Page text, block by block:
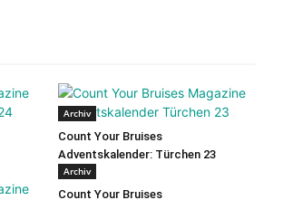
Archiv
Count Your Bruises
Adventskalender: Türchen 23
Archiv
Count Your Bruises